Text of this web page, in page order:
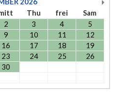
Thu frei
Sam
2 3 4
5
9 10 11
12
16 17 18
19
23 24 25
26
30